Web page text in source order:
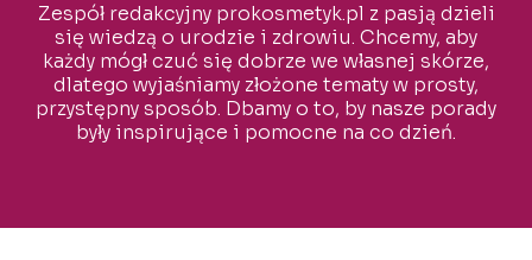
Zespół redakcyjny prokosmetyk.pl z pasją dzieli
się wiedzą o urodzie i zdrowiu. Chcemy, aby
każdy mógł czuć się dobrze we własnej skórze,
dlatego wyjaśniamy złożone tematy w prosty,
przystępny sposób. Dbamy o to, by nasze porady
były inspirujące i pomocne na co dzień.